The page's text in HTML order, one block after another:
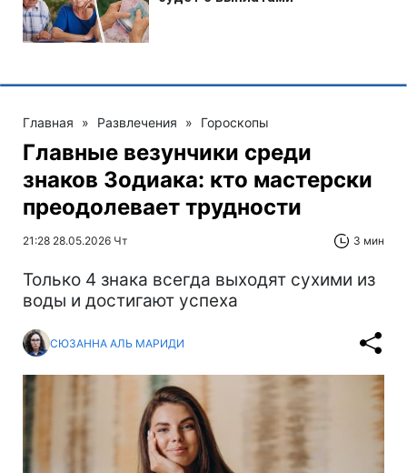
Главная » Развлечения » Гороскопы
Главные везунчики среди
знаков Зодиака: кто мастерски
преодолевает трудности
21:28 28.05.2026 Чт 3 мин
Только 4 знака всегда выходят сухими из
воды и достигают успеха
СЮЗАННА АЛЬ МАРИДИ